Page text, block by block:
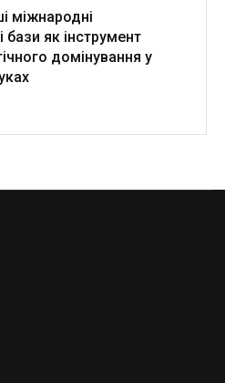
міжнародні
бази як інструмент
домінування у